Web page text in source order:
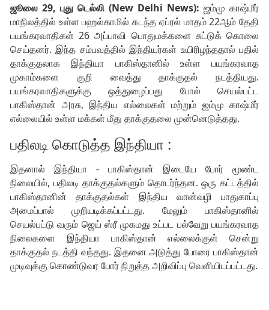
ஜூலை 29, புது டெல்லி (New Delhi News): ஜம்மு காஷ்மீர்
மாநிலத்தில் உள்ள பஹல்காமில் கடந்த ஏப்ரல் மாதம் 22ஆம் தேதி
பயங்கரவாதிகள் 26 அப்பாவி பொதுமக்களை சுட்டுக் கொலை
செய்தனர். இந்த சம்பவத்தில் இந்தியர்கள் உயிரிழந்ததால் பதில்
தாக்குதலாக இந்தியா பாகிஸ்தானில் உள்ள பயங்கரவாத
முகாம்களை குறி வைத்து தாக்குதல் நடத்தியது.
பயங்கரவாதிகளுக்கு ஒத்துழைப்பது போல் செயல்பட்ட
பாகிஸ்தான் அரசு, இந்திய எல்லைகள் மற்றும் ஜம்மு காஷ்மீர்
எல்லையில் உள்ள மக்கள் மீது தாக்குதலை முன்னெடுத்தது.
பதிலடி கொடுத்த இந்தியா :
இதனால் இந்தியா - பாகிஸ்தான் இடையே போர் மூண்ட
நிலையில், பதிலடி தாக்குதல்களும் தொடர்ந்தன. ஒரு கட்டத்தில்
பாகிஸ்தானின் தாக்குதல்கள் இந்திய வான்வழி பாதுகாப்பு
அமைப்பால் முறியடிக்கப்பட்டது. மேலும் பாகிஸ்தானில்
செயல்பட்டு வரும் ஜெய் ஸ்ரீ முகமது உட்பட பல்வேறு பயங்கரவாத
நிலைகளை இந்தியா பாகிஸ்தான் எல்லைக்குள் சென்று
தாக்குதல் நடத்தி வந்தது. இதனை அடுத்து போரை பாகிஸ்தான்
முடிவுக்கு கொண்டுவர போர் நிறுத்த அறிவிப்பு வெளியிடப்பட்டது.